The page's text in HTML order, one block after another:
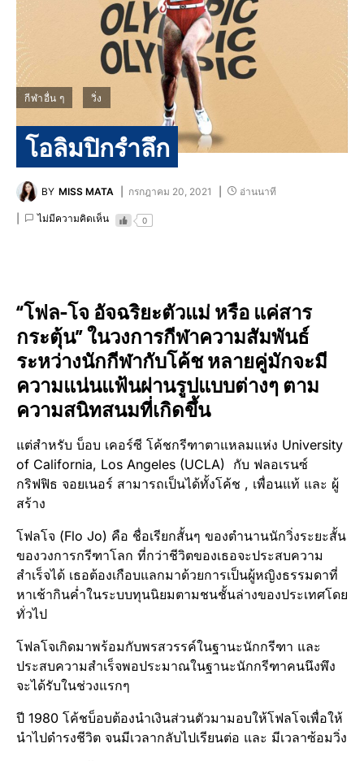
กีฬาอื่น ๆ วิ่ง
โอลิมปิกรำลึก
BY MISS MATA กรกฎาคม 20, 2021 อ่านนาที
ไม่มีความคิดเห็น 0
“โฟล-โจ อัจฉริยะ​ตัวแม่ หรือ แค่สาร
กระตุ้น” ในวงการกีฬา​ความสัมพันธ์​
ระหว่างนักกีฬา​กับโค้ช หลายคู่มักจะมี
ความแน่นแฟ้นผ่านรูปแบบต่างๆ ตาม
ความสนิทสนมที่เกิดขึ้น
แต่สำหรับ บ็อบ เคอร์​ซี โค้ชกรีฑาตาแหลมแห่ง University
of California, Los Angeles (UCLA) กับ ฟลอเรนซ์
กริฟฟิธ จอยเนอร์ สามารถเป็นได้ทั้งโค้ช , เพื่อนแท้ และ ผู้
สร้าง
โฟลโจ (Flo Jo)​ คือ ชื่อเรียกสั้นๆ ของตำนานนักวิ่งระยะสั้น
ของวงการกรีฑา​โลก ที่กว่าชีวิตของเธอจะประสบ​ความ​
สําเร็จ​ได้ เธอต้องเกือบแลกมาด้วยการเป็นผู้หญิงธรรมดาที่
หาเช้ากินค่ำในระบบทุนนิยมตามชนชั้นล่างของประเทศ​โดย
ทั่วไป
โฟลโจเกิดมาพร้อมกับพรสวรรค์​ในฐานะนักกรีฑา​ และ
ประสบความสำเร็จพอประมาณในฐานะนักกรีฑา​คนนึงพึง
จะได้รับในช่วงแรกๆ
ปี 1980 โค้ชบ็อบต้องนำเงินส่วนตัวมามอบให้โฟลโจเพื่อให้
นำไปดำรงชีวิต จนมีเวลากลับไปเรียนต่อ และ มีเวลาซ้อมวิ่ง